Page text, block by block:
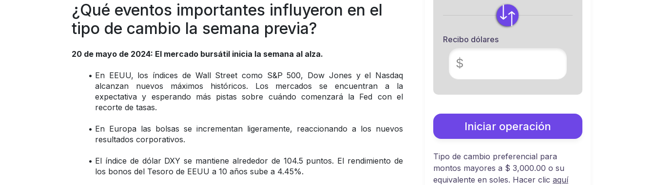
¿Qué eventos importantes influyeron en el
tipo de cambio la semana previa?
20 de mayo de 2024: El mercado bursátil inicia la semana al alza.
En EEUU, los índices de Wall Street como S&P 500, Dow Jones y el Nasdaq
alcanzan nuevos máximos históricos. Los mercados se encuentran a la
expectativa y esperando más pistas sobre cuándo comenzará la Fed con el
recorte de tasas.
En Europa las bolsas se incrementan ligeramente, reaccionando a los nuevos
resultados corporativos.
El índice de dólar DXY se mantiene alrededor de 104.5 puntos. El rendimiento de
los bonos del Tesoro de EEUU a 10 años sube a 4.45%.
Recibo dólares
$
Iniciar operación
Tipo de cambio preferencial para
montos mayores a $ 3,000.00 o su
equivalente en soles. Hacer clic aquí